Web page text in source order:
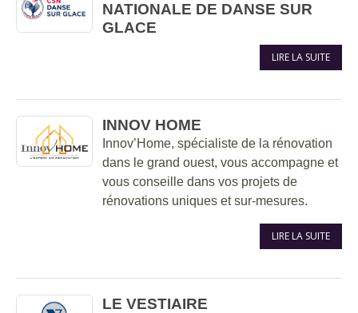
NATIONALE DE DANSE SUR
GLACE
LIRE LA SUITE
INNOV HOME
Innov’Home, spécialiste de la rénovation
dans le grand ouest, vous accompagne et
vous conseille dans vos projets de
rénovations uniques et sur-mesures.
LIRE LA SUITE
LE VESTIAIRE